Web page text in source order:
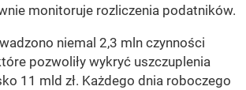
monitoruje rozliczenia podatników.
niemal 2,3 mln czynności
pozwoliły wykryć uszczuplenia
11 mld zł. Każdego dnia roboczego